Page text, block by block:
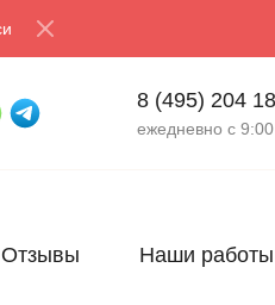
8 (495) 204
ежедневно с
Отзывы Наши работы